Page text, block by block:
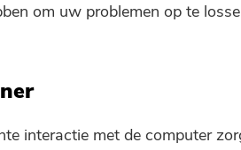
om uw problemen op te
interactie met de computer